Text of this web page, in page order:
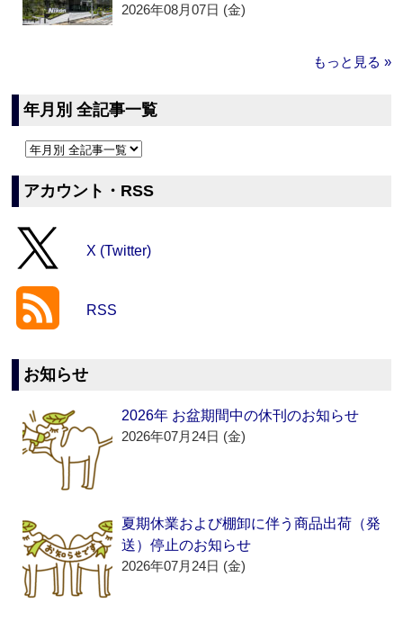
2026年08月07日 (金)
もっと見る »
年月別 全記事一覧
アカウント・RSS
X (Twitter)
RSS
お知らせ
2026年 お盆期間中の休刊のお知らせ
2026年07月24日 (金)
夏期休業および棚卸に伴う商品出荷（発
送）停止のお知らせ
2026年07月24日 (金)